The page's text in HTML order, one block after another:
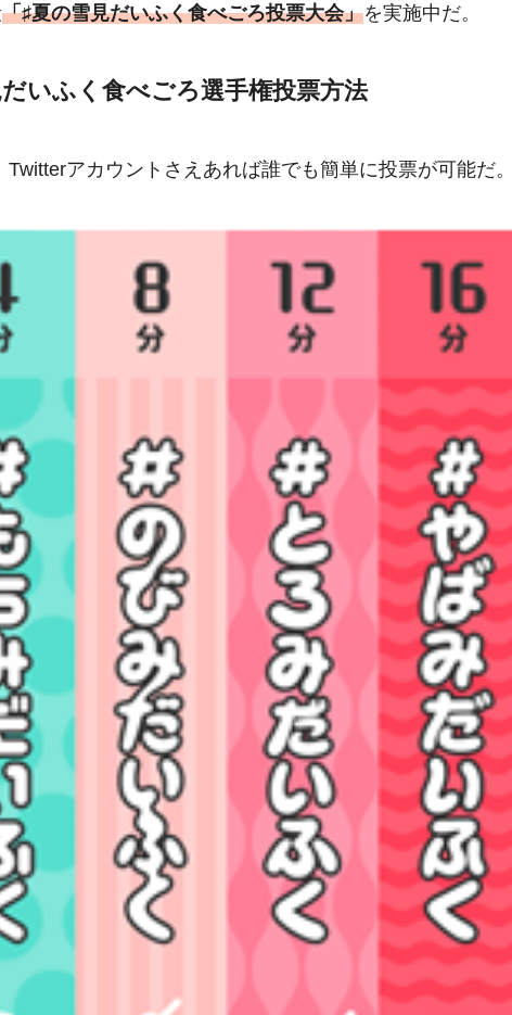
「♯夏の雪見だいふく食べごろ投票大会」を実施中だ。
いふく食べごろ選手権投票方法
アカウントさえあれば誰でも簡単に投票が可能だ